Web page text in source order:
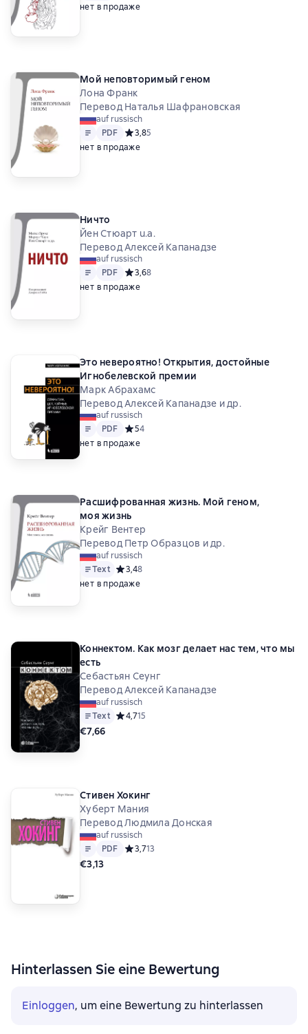
нет в продаже
Мой неповторимый геном
Лона Франк
Перевод Наталья Шафрановская
auf russisch
Text
PDF
PDF Средний рейтинг 3,8 на основе 5 оценок
3,85
нет в продаже
Ничто
Йен Стюарт u.a.
Перевод Алексей Капанадзе
auf russisch
Text
PDF
PDF Средний рейтинг 3,6 на основе 8 оценок
3,68
нет в продаже
Это невероятно! Открытия, достойные
Игнобелевской премии
Марк Абрахамс
Перевод Алексей Капанадзе и др.
auf russisch
Text
PDF
PDF Средний рейтинг 5 на основе 4 оценок
54
нет в продаже
Расшифрованная жизнь. Мой геном,
моя жизнь
Крейг Вентер
Перевод Петр Образцов и др.
auf russisch
Text Средний рейтинг 3,4 на основе 8 оценок
3,48
нет в продаже
Коннектом. Как мозг делает нас тем, что мы
есть
Себастьян Сеунг
Перевод Алексей Капанадзе
auf russisch
Text Средний рейтинг 4,7 на основе 15 оценок
4,715
€7,66
Стивен Хокинг
Хуберт Мания
Перевод Людмила Донская
auf russisch
Text
PDF
PDF Средний рейтинг 3,7 на основе 13 оценок
3,713
€3,13
Hinterlassen Sie eine Bewertung
Einloggen, um eine Bewertung zu hinterlassen